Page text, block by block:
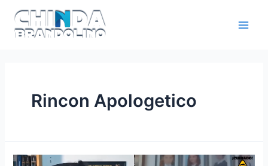
Rincon Apologetico